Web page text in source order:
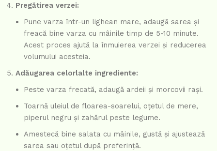
Pregătirea verzei:
Pune varza într-un lighean mare, adaugă sarea și
freacă bine varza cu mâinile timp de 5-10 minute.
Acest proces ajută la înmuierea verzei și reducerea
volumului acesteia.
Adăugarea celorlalte ingrediente:
Peste varza frecată, adaugă ardeii și morcovii rași.
Toarnă uleiul de floarea-soarelui, oțetul de mere,
piperul negru și zahărul peste legume.
Amestecă bine salata cu mâinile, gustă și ajustează
sarea sau oțetul după preferință.